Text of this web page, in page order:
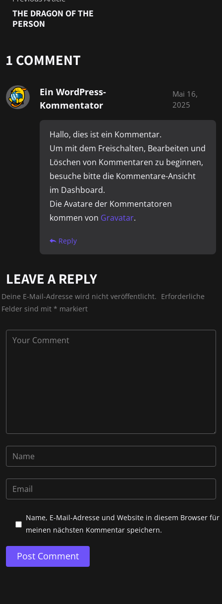
THE DRAGON OF THE
PERSON
1 COMMENT
Ein WordPress-
Kommentator
Mai 16,
2025
Hallo, dies ist ein Kommentar.
Um mit dem Freischalten, Bearbeiten und
Löschen von Kommentaren zu beginnen,
besuche bitte die Kommentare-Ansicht
im Dashboard.
Die Avatare der Kommentatoren
kommen von Gravatar.
Reply
LEAVE A REPLY
Deine E-Mail-Adresse wird nicht veröffentlicht. Erforderliche
Felder sind mit * markiert
Name, E-Mail-Adresse und Website in diesem Browser für
meinen nächsten Kommentar speichern.
Post Comment